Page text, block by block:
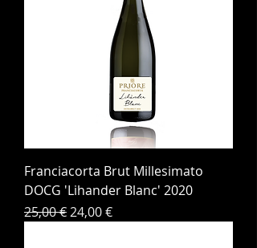
Franciacorta Brut Millesimato
DOCG 'Lihander Blanc' 2020
Prezzo regolare
25,00 € Prezzo scontato
24,00 €